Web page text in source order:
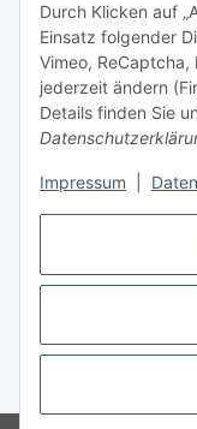
Durch Klicken auf
Einsatz folgender
Vimeo, ReCaptcha,
jederzeit ändern
Details finden Sie
Impressum
* Alle Preise inkl.